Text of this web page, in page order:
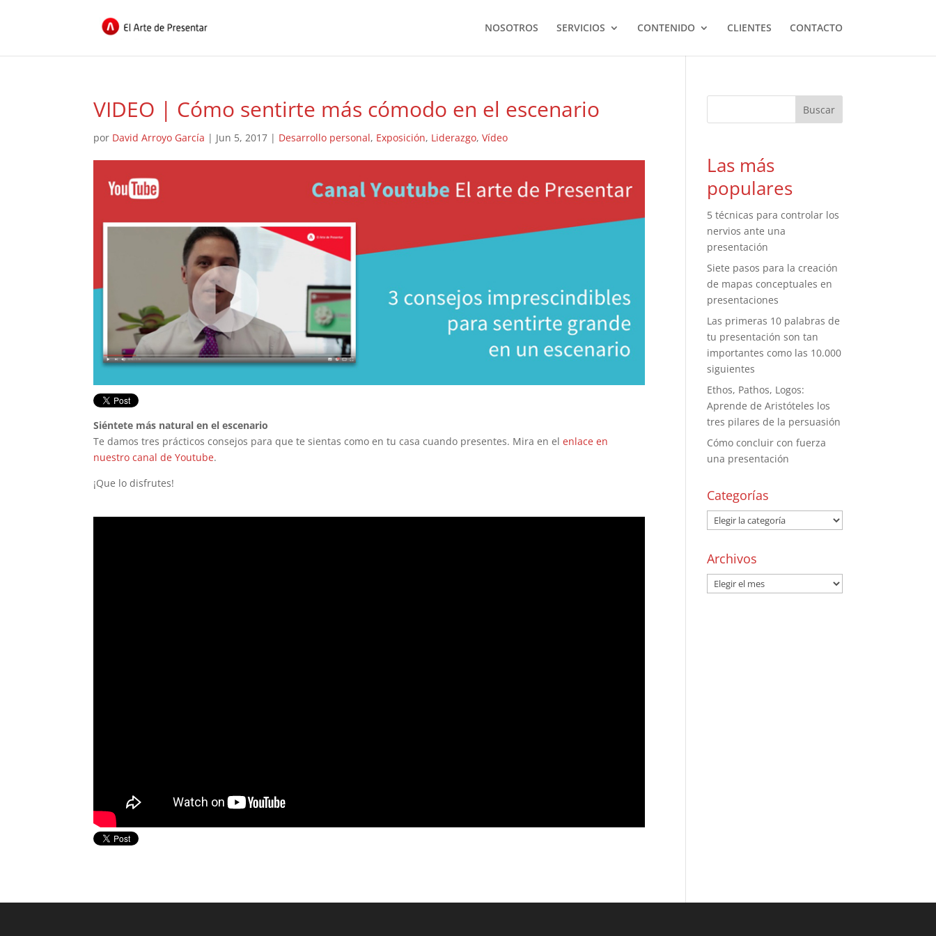
NOSOTROS SERVICIOS CONTENIDO CLIENTES CONTACTO
VIDEO | Cómo sentirte más cómodo en el escenario
por David Arroyo García | Jun 5, 2017 | Desarrollo personal, Exposición, Liderazgo,Vídeo
Siéntete más natural en el escenario
Te damos tres prácticos consejos para que te sientas como en tu casa cuando presentes. Mira en el enlace en
nuestro canal de Youtube.
¡Que lo disfrutes!
Las más
populares
5 técnicas para controlar los
nervios ante una
presentación
Siete pasos para la creación
de mapas conceptuales en
presentaciones
Las primeras 10 palabras de
tu presentación son tan
importantes como las 10.000
siguientes
Ethos, Pathos, Logos:
Aprende de Aristóteles los
tres pilares de la persuasión
Cómo concluir con fuerza
una presentación
Categorías
Archivos